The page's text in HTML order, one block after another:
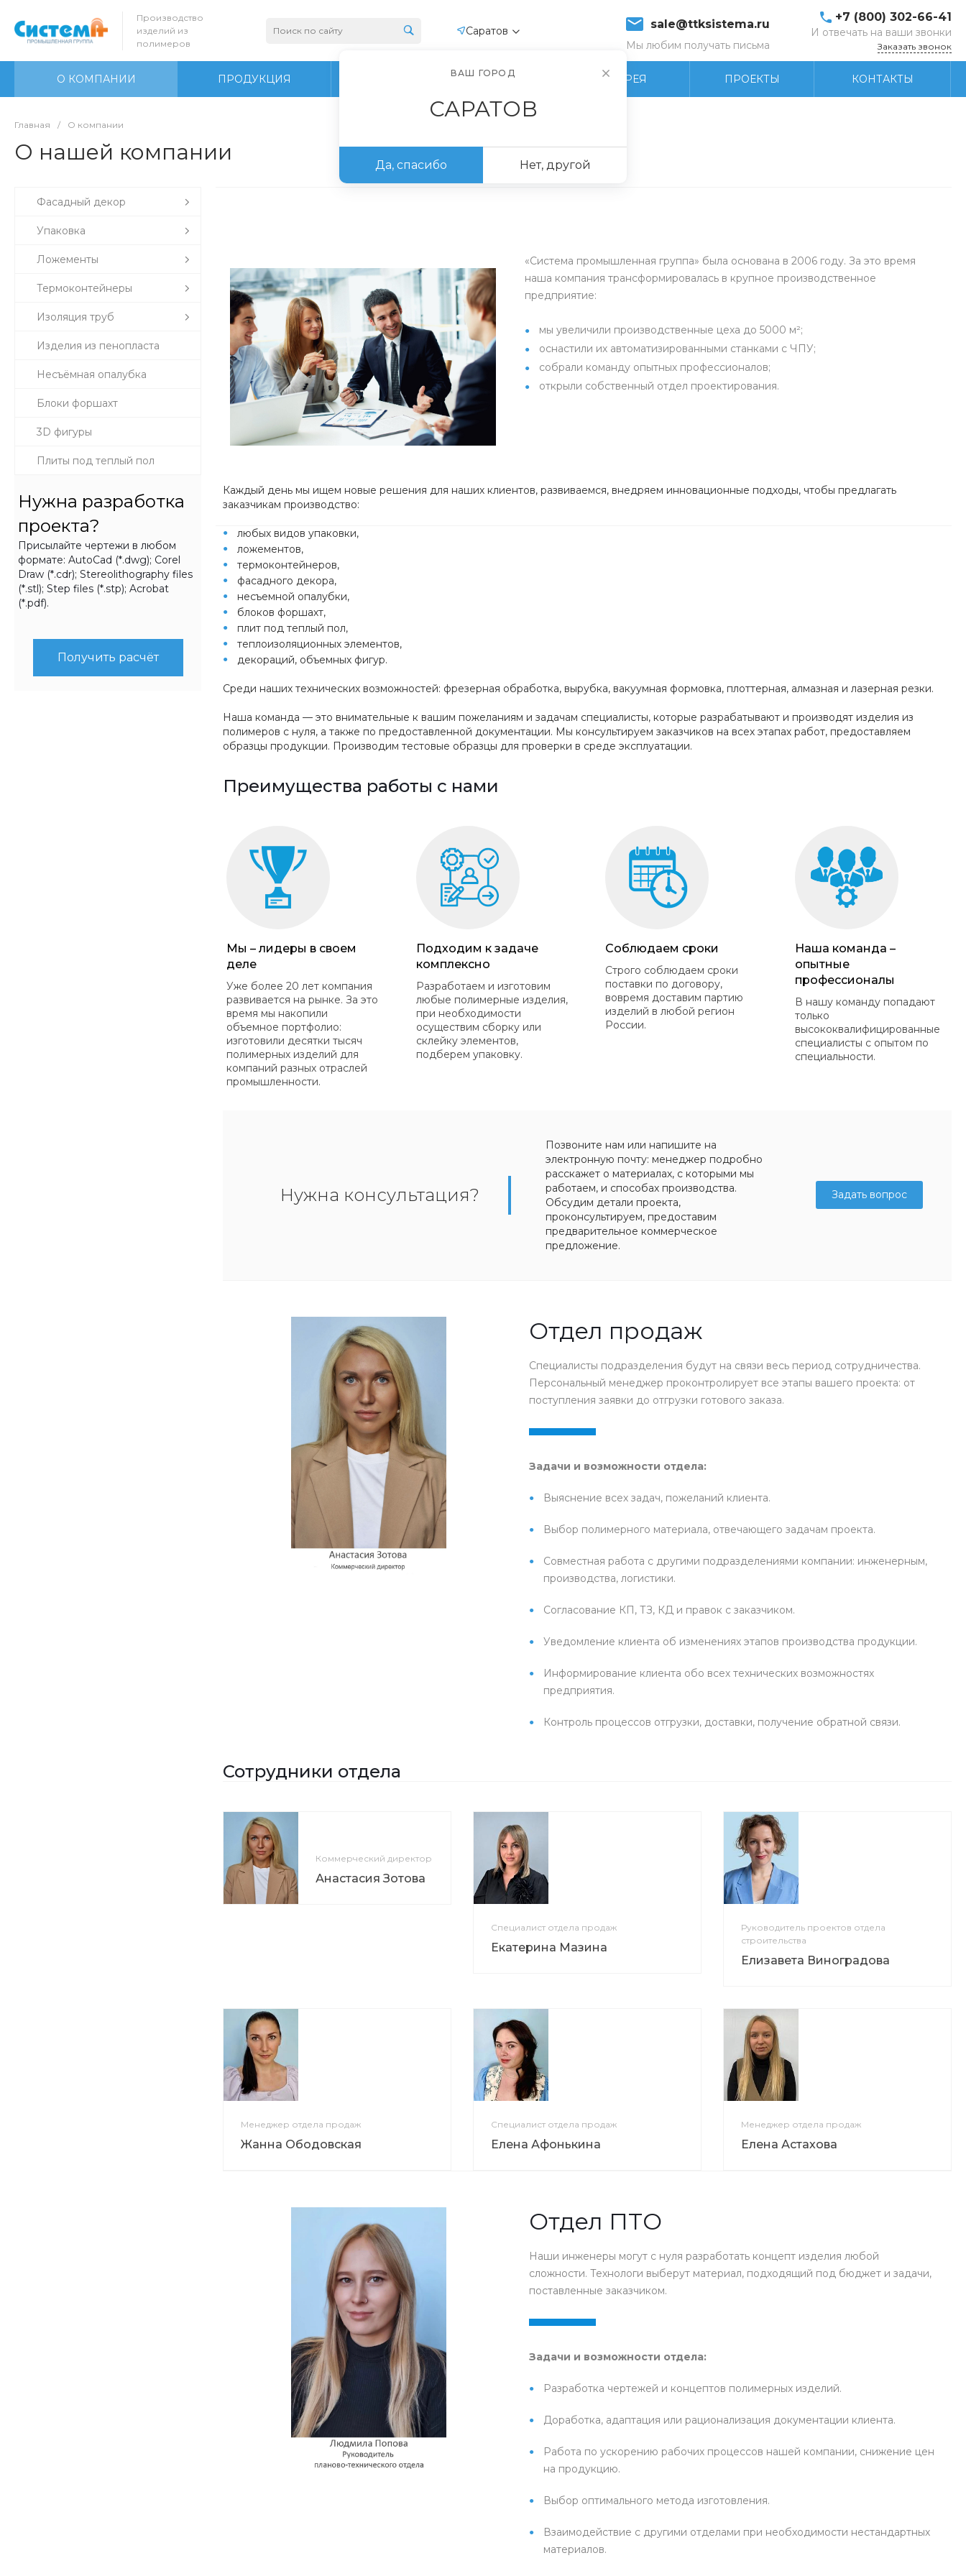
Производство
изделий из
полимеров
Саратов sale@ttksistema.ru
Мы любим получать письма
+7 (800) 302-66-41
И отвечать на ваши звонки
Заказать звонок
О КОМПАНИИ ПРОДУКЦИЯ ПРОИЗВОДСТВО ФОТОГАЛЕРЕЯ ПРОЕКТЫ КОНТАКТЫ
Главная / О компании
О нашей компании
Фасадный декор
Упаковка
Ложементы
Термоконтейнеры
Изоляция труб
Изделия из пенопласта
Несъёмная опалубка
Блоки форшахт
3D фигуры
Плиты под теплый пол
Нужна разработка
проекта?
Присылайте чертежи в любом
формате: AutoCad (*.dwg); Corel
Draw (*.cdr); Stereolithography files
(*.stl); Step files (*.stp); Acrobat
(*.pdf).
Получить расчёт
«Система промышленная группа» была основана в 2006 году. За это время
наша компания трансформировалась в крупное производственное
предприятие:
мы увеличили производственные цеха до 5000 м²;
оснастили их автоматизированными станками с ЧПУ;
собрали команду опытных профессионалов;
открыли собственный отдел проектирования.
Каждый день мы ищем новые решения для наших клиентов, развиваемся, внедряем инновационные подходы, чтобы предлагать
заказчикам производство:
любых видов упаковки,
ложементов,
термоконтейнеров,
фасадного декора,
несъемной опалубки,
блоков форшахт,
плит под теплый пол,
теплоизоляционных элементов,
декораций, объемных фигур.
Среди наших технических возможностей: фрезерная обработка, вырубка, вакуумная формовка, плоттерная, алмазная и лазерная резки.
Наша команда — это внимательные к вашим пожеланиям и задачам специалисты, которые разрабатывают и производят изделия из
полимеров с нуля, а также по предоставленной документации. Мы консультируем заказчиков на всех этапах работ, предоставляем
образцы продукции. Производим тестовые образцы для проверки в среде эксплуатации.
Преимущества работы с нами
Мы – лидеры в своем
деле
Уже более 20 лет компания
развивается на рынке. За это
время мы накопили
объемное портфолио:
изготовили десятки тысяч
полимерных изделий для
компаний разных отраслей
промышленности.
Подходим к задаче
комплексно
Разработаем и изготовим
любые полимерные изделия,
при необходимости
осуществим сборку или
склейку элементов,
подберем упаковку.
Соблюдаем сроки
Строго соблюдаем сроки
поставки по договору,
вовремя доставим партию
изделий в любой регион
России.
Наша команда –
опытные
профессионалы
В нашу команду попадают
только
высококвалифицированные
специалисты с опытом по
специальности.
Нужна консультация?
Позвоните нам или напишите на
электронную почту: менеджер подробно
расскажет о материалах, с которыми мы
работаем, и способах производства.
Обсудим детали проекта,
проконсультируем, предоставим
предварительное коммерческое
предложение.
Задать вопрос
Отдел продаж
Специалисты подразделения будут на связи весь период сотрудничества.
Персональный менеджер проконтролирует все этапы вашего проекта: от
поступления заявки до отгрузки готового заказа.
Задачи и возможности отдела:
Выяснение всех задач, пожеланий клиента.
Выбор полимерного материала, отвечающего задачам проекта.
Совместная работа с другими подразделениями компании: инженерным,
производства, логистики.
Согласование КП, ТЗ, КД и правок с заказчиком.
Уведомление клиента об изменениях этапов производства продукции.
Информирование клиента обо всех технических возможностях
предприятия.
Контроль процессов отгрузки, доставки, получение обратной связи.
Сотрудники отдела
Коммерческий директор
Анастасия Зотова
Специалист отдела продаж
Екатерина Мазина
Руководитель проектов отдела
строительства
Елизавета Виноградова
Менеджер отдела продаж
Жанна Ободовская
Специалист отдела продаж
Елена Афонькина
Менеджер отдела продаж
Елена Астахова
Отдел ПТО
Наши инженеры могут с нуля разработать концепт изделия любой
сложности. Технологи выберут материал, подходящий под бюджет и задачи,
поставленные заказчиком.
Задачи и возможности отдела:
Разработка чертежей и концептов полимерных изделий.
Доработка, адаптация или рационализация документации клиента.
Работа по ускорению рабочих процессов нашей компании, снижение цен
на продукцию.
Выбор оптимального метода изготовления.
Взаимодействие с другими отделами при необходимости нестандартных
материалов.
ВАШ ГОРОД
САРАТОВ
Да, спасибо Нет, другой